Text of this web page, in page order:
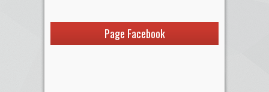
Page Facebook